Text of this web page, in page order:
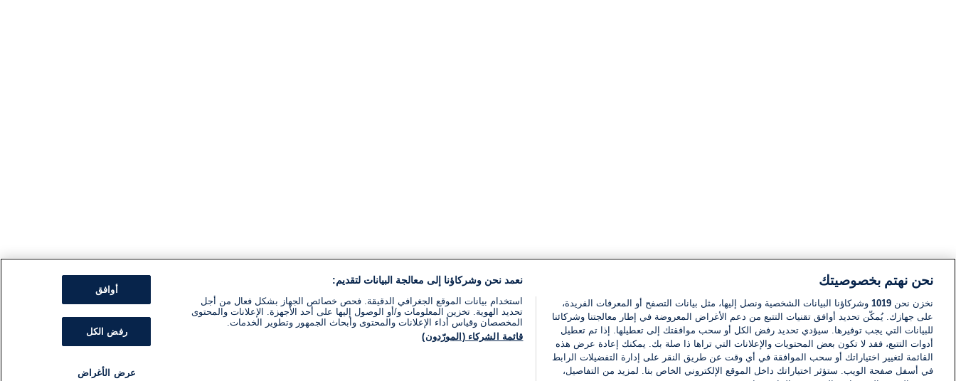
نحن نهتم بخصوصيتك
نخزن نحن 1019 وشركاؤنا البيانات الشخصية ونصل إليها، مثل بيانات التصفح أو المعرفات الفريدة،
على جهازك. يُمكّن تحديد أوافق تقنيات التتبع من دعم الأغراض المعروضة في إطار معالجتنا وشركائنا
للبيانات التي يجب توفيرها. سيؤدي تحديد رفض الكل أو سحب موافقتك إلى تعطيلها. إذا تم تعطيل
أدوات التتبع، فقد لا تكون بعض المحتويات والإعلانات التي تراها ذا صلة بك. يمكنك إعادة عرض هذه
القائمة لتغيير اختياراتك أو سحب الموافقة في أي وقت عن طريق النقر على إدارة التفضيلات الرابط
في أسفل صفحة الويب. ستؤثر اختياراتك داخل الموقع الإلكتروني الخاص بنا. لمزيد من التفاصيل،
نعمد نحن وشركاؤنا إلى معالجة البيانات لتقديم:
استخدام بيانات الموقع الجغرافي الدقيقة. فحص خصائص الجهاز بشكل فعال من أجل
تحديد الهوية. تخزين المعلومات و/أو الوصول إليها على أحد الأجهزة. الإعلانات والمحتوى
المخصصان وقياس أداء الإعلانات والمحتوى وأبحاث الجمهور وتطوير الخدمات.
قائمة الشركاء (المورّدون)
أوافق
رفض الكل
عرض الأغراض